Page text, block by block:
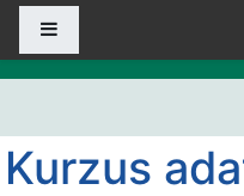
Tovább a fő tartalomhoz
Kurzus